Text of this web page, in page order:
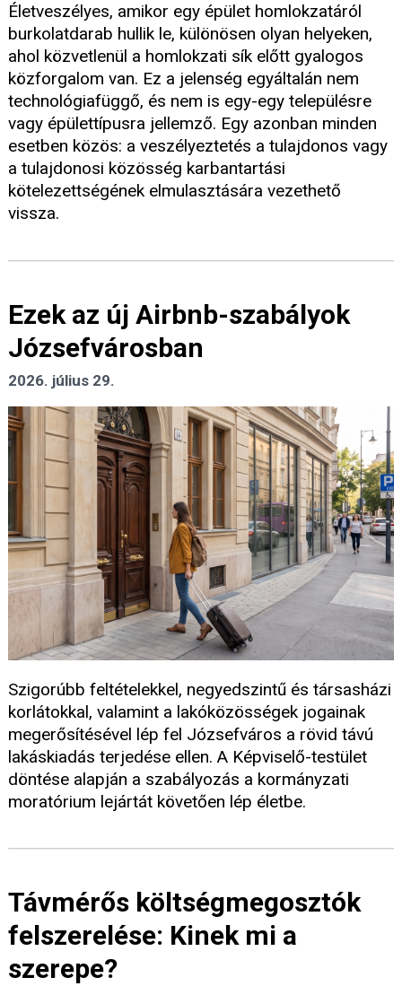
Életveszélyes, amikor egy épület homlokzatáról
burkolatdarab hullik le, különösen olyan helyeken,
ahol közvetlenül a homlokzati sík előtt gyalogos
közforgalom van. Ez a jelenség egyáltalán nem
technológiafüggő, és nem is egy-egy településre
vagy épülettípusra jellemző. Egy azonban minden
esetben közös: a veszélyeztetés a tulajdonos vagy
a tulajdonosi közösség karbantartási
kötelezettségének elmulasztására vezethető
vissza.
Ezek az új Airbnb-szabályok
Józsefvárosban
2026. július 29.
Szigorúbb feltételekkel, negyedszintű és társasházi
korlátokkal, valamint a lakóközösségek jogainak
megerősítésével lép fel Józsefváros a rövid távú
lakáskiadás terjedése ellen. A Képviselő-testület
döntése alapján a szabályozás a kormányzati
moratórium lejártát követően lép életbe.
Távmérős költségmegosztók
felszerelése: Kinek mi a
szerepe?